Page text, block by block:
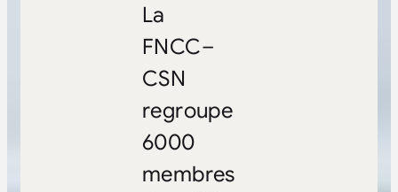
La
FNCC–
CSN
regroupe
6000
membres